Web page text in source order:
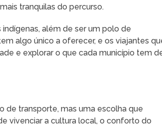
tranquilas do percurso.
além de ser um polo de
algo único a oferecer, e os viajantes
e explorar o que cada município tem
de transporte, mas uma escolha que
vivenciar a cultura local, o conforto do